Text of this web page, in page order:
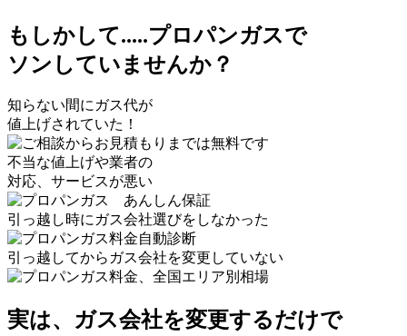
もしかして.....プロパンガスで
ソン していませんか？
知らない間にガス代が
値上げされていた！
不当な値上げや業者の
対応、サービスが悪い
引っ越し時にガス会社選びをしなかった
引っ越してからガス会社を変更していない
実は、ガス会社を変更するだけで